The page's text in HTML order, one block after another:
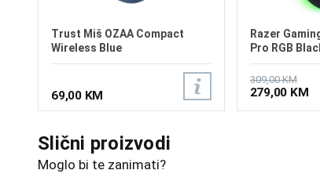
Trust Miš OZAA Compact
Wireless Blue
69,00 KM
Razer
Pro RGB
309,00 KM
279,00 KM
Slični proizvodi
Moglo bi te zanimati?